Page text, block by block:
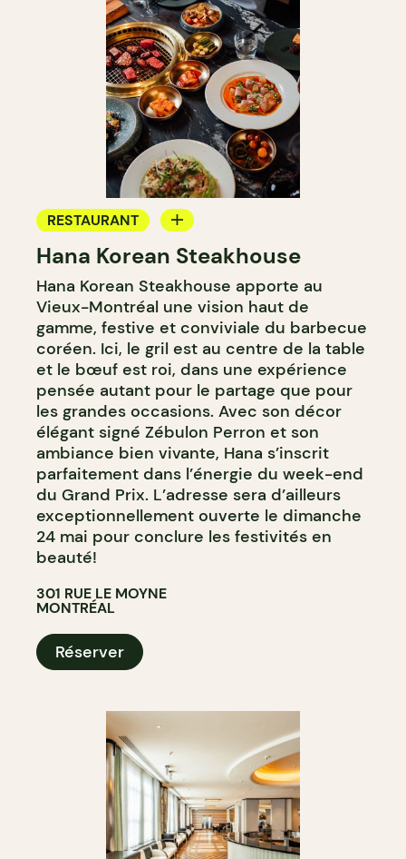
RESTAURANT
BAR À COCKTAIL
Hana Korean Steakhouse
Hana Korean Steakhouse apporte au
Vieux-Montréal une vision haut de
gamme, festive et conviviale du barbecue
coréen. Ici, le gril est au centre de la table
et le bœuf est roi, dans une expérience
pensée autant pour le partage que pour
les grandes occasions. Avec son décor
élégant signé Zébulon Perron et son
ambiance bien vivante, Hana s’inscrit
parfaitement dans l’énergie du week-end
du Grand Prix. L’adresse sera d’ailleurs
exceptionnellement ouverte le dimanche
24 mai pour conclure les festivités en
beauté!
301 RUE LE MOYNE
MONTRÉAL
Réserver